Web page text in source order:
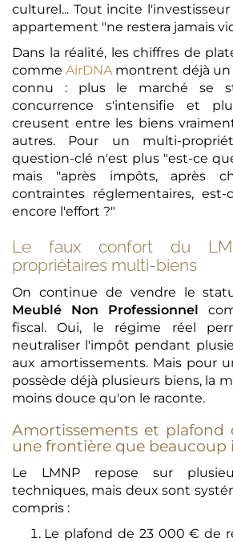
culturel... Tout incite
appartement "ne restera jamais
Dans la réalité, les chiffres de
commeAirDNA montrent déjà
connu : plus le marché se
concurrence s'intensifie et
creusent entre les biens
autres. Pour un multi-
question-clé n'est plus "est-ce
mais "après impôts, après
contraintes réglementaires,
encore l'effort ?"
Le faux confort du
propriétaires multi-biens
On continue de vendre le
Meublé Non Professionnel
fiscal. Oui, le régime réel
neutraliser l'impôt pendant
aux amortissements. Mais pour
possède déjà plusieurs biens, la
moins douce qu'on le raconte.
Amortissements et plafond
une frontière que beaucoup
Le LMNP repose sur
techniques, mais deux sont
compris :
Le plafond de 23 000 € de